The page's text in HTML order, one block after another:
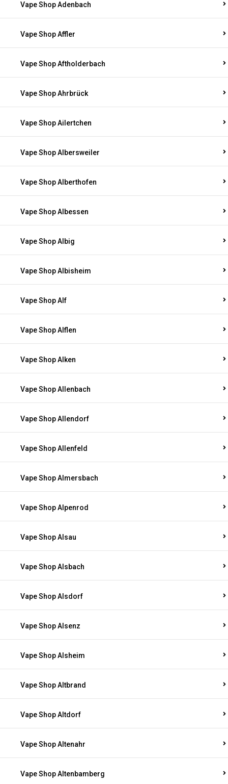
Vape Shop Adenbach
Vape Shop Affler
Vape Shop Aftholderbach
Vape Shop Ahrbrück
Vape Shop Ailertchen
Vape Shop Albersweiler
Vape Shop Alberthofen
Vape Shop Albessen
Vape Shop Albig
Vape Shop Albisheim
Vape Shop Alf
Vape Shop Alflen
Vape Shop Alken
Vape Shop Allenbach
Vape Shop Allendorf
Vape Shop Allenfeld
Vape Shop Almersbach
Vape Shop Alpenrod
Vape Shop Alsau
Vape Shop Alsbach
Vape Shop Alsdorf
Vape Shop Alsenz
Vape Shop Alsheim
Vape Shop Altbrand
Vape Shop Altdorf
Vape Shop Altenahr
Vape Shop Altenbamberg